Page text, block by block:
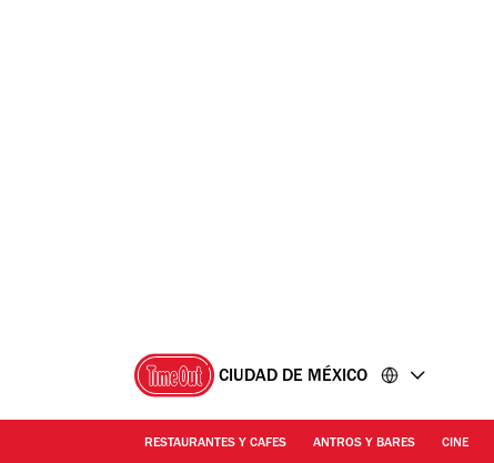
CIUDAD DE MÉXICO
RESTAURANTES Y CAFES ANTROS Y BARES CINE